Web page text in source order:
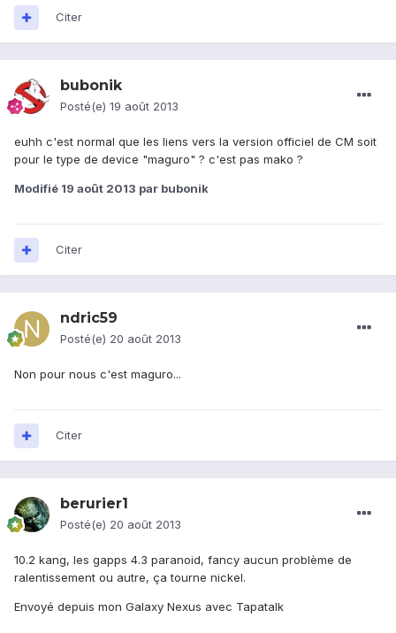
Citer
bubonik
Posté(e) 19 août 2013
euhh c'est normal que les liens vers la version officiel de CM soit
pour le type de device "maguro" ? c'est pas mako ?
Modifié 19 août 2013 par bubonik
Citer
ndric59
Posté(e) 20 août 2013
Non pour nous c'est maguro...
Citer
berurier1
Posté(e) 20 août 2013
10.2 kang, les gapps 4.3 paranoid, fancy aucun problème de
ralentissement ou autre, ça tourne nickel.
Envoyé depuis mon Galaxy Nexus avec Tapatalk